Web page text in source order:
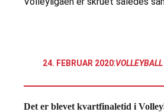
24. FEBRUAR 2020:
Det er blevet kvartfinaletid i